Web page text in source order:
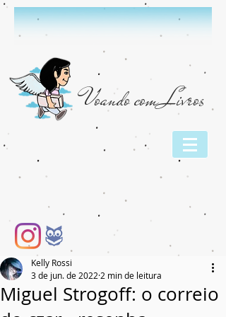
Voando com Livros
Miguel Strogoff: o correio
Kelly Rossi
3 de jun. de 2022 2 min de leitura